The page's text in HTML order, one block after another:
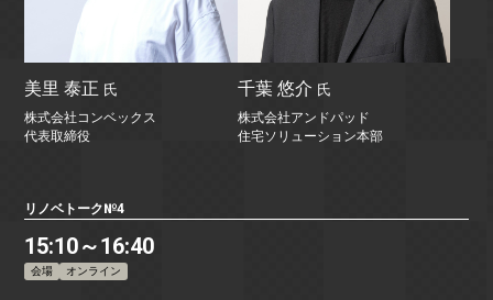
美里 泰正 氏
株式会社コンベックス
代表取締役
千葉 悠介 氏
株式会社アンドパッド
住宅ソリューション本部
リノベトーク№4
15:10～16:40
会場 オンライン